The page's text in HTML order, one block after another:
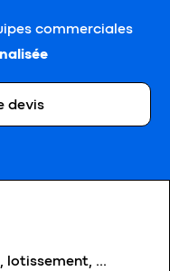
commerciales
devis
lotissement, …